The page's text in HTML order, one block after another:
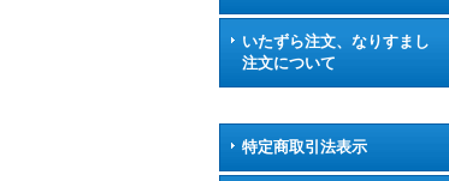
いたずら注文、なりすまし
注文について
特定商取引法表示